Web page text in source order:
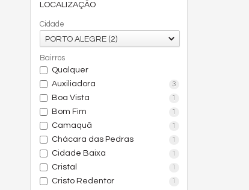
LOCALIZAÇÃO
Cidade
PORTO ALEGRE (2)
Bairros
Qualquer
Auxiliadora
3
Boa Vista 1
Bom Fim 1
Camaquã 1
Chácara das Pedras 1
Cidade Baixa 1
Cristal 1
Cristo Redentor 1